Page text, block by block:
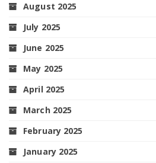
August 2025
July 2025
June 2025
May 2025
April 2025
March 2025
February 2025
January 2025